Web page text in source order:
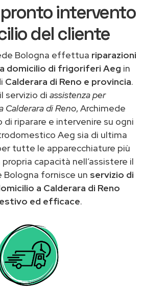
pronto intervento
del cliente
Bologna effettua riparazioni
domicilio di frigoriferi Aeg in
Calderara di Reno e provincia.
servizio di assistenza per
Calderara di Reno, Archimede
di riparare e intervenire su ogni
Aeg sia di ultima
tutte le apparecchiature più
capacità nell’assistere il
Bologna fornisce un servizio di
a Calderara di Reno
ed efficace.